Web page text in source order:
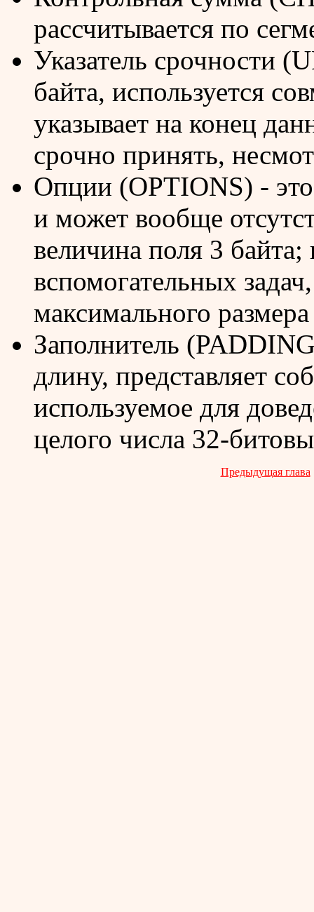
рассчитывается по
Указатель срочности
байта, используется
указывает на конец
срочно принять,
Опции (OPTIONS) -
и может вообще
величина поля 3 байта;
вспомогательных
максимального
Заполнитель
длину, представляет
используемое для
целого числа 32-
Предыдущая глава